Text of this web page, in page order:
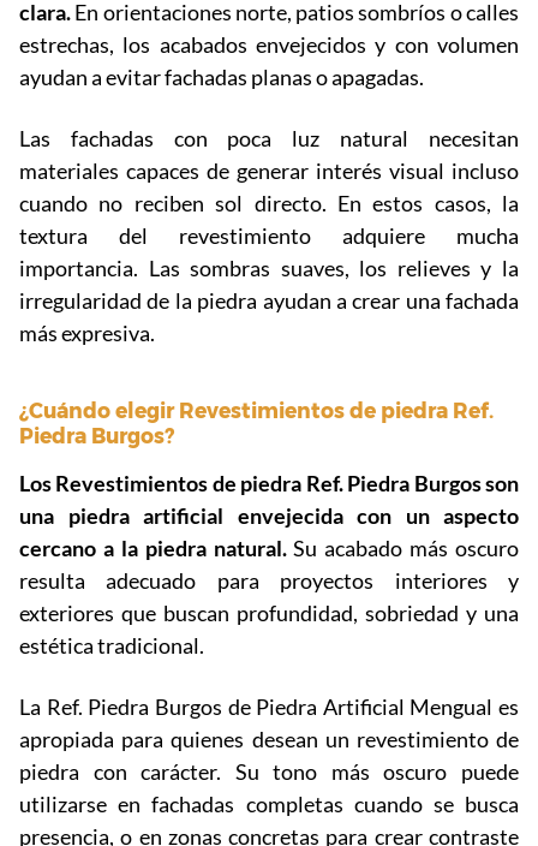
clara.En orientaciones norte, patios sombríos o calles
estrechas, los acabados envejecidos y con volumen
ayudan a evitar fachadas planas o apagadas.
Las fachadas con poca luz natural necesitan
materiales capaces de generar interés visual incluso
cuando no reciben sol directo. En estos casos, la
textura del revestimiento adquiere mucha
importancia. Las sombras suaves, los relieves y la
irregularidad de la piedra ayudan a crear una fachada
más expresiva.
¿Cuándo elegir Revestimientos de piedra Ref.
Piedra Burgos?
Los Revestimientos de piedra Ref. Piedra Burgos son
una piedra artificial envejecida con un aspecto
cercano a la piedra natural.Su acabado más oscuro
resulta adecuado para proyectos interiores y
exteriores que buscan profundidad, sobriedad y una
estética tradicional.
La Ref. Piedra Burgos de Piedra Artificial Mengual es
apropiada para quienes desean un revestimiento de
piedra con carácter. Su tono más oscuro puede
utilizarse en fachadas completas cuando se busca
presencia, o en zonas concretas para crear contraste